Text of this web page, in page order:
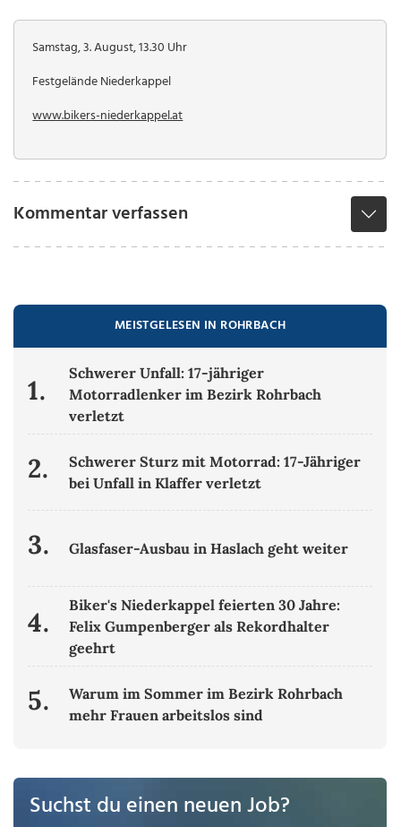
Samstag, 3. August, 13.30 Uhr
Festgelände Niederkappel
www.bikers-niederkappel.at
Kommentar verfassen
MEISTGELESEN IN ROHRBACH
1.
Schwerer Unfall: 17-jähriger
Motorradlenker im Bezirk Rohrbach
verletzt
2.
Schwerer Sturz mit Motorrad: 17-Jähriger
bei Unfall in Klaffer verletzt
3. Glasfaser-Ausbau in Haslach geht weiter
4.
Biker's Niederkappel feierten 30 Jahre:
Felix Gumpenberger als Rekordhalter
geehrt
5.
Warum im Sommer im Bezirk Rohrbach
mehr Frauen arbeitslos sind
Suchst du einen neuen Job?